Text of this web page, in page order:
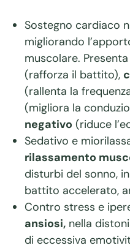
Sostegno cardiaco
migliorando
muscolare.
(rafforza il battito),
(rallenta la
(migliora la
negativo (riduce
Sedativo e
rilassamento
disturbi del sonno,
battito accelerato,
Contro stress e
ansiosi, nella
di eccessiva